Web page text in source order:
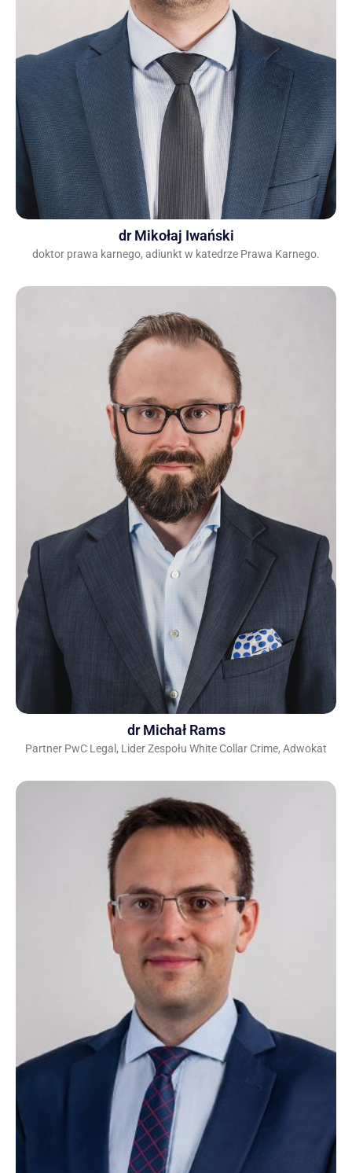
dr Mikołaj Iwański
doktor prawa karnego, adiunkt w katedrze Prawa Karnego.
dr Michał Rams
Partner PwC Legal, Lider Zespołu White Collar Crime, Adwokat